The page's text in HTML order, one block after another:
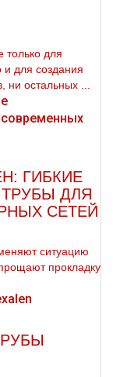
только для
для создания
остальных ...
ГИБКИЕ
ДЛЯ
СЕТЕЙ
ситуацию
прокладку